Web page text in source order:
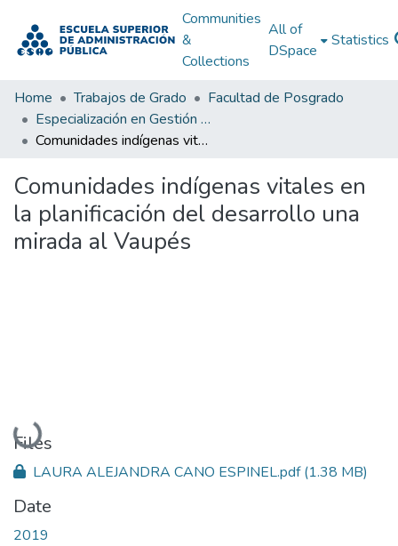
Communities
&
Collections
All of
DSpace
Statistics
Home Trabajos de Grado
Facultad de Posgrado
Especialización en Gestión y Planificación del Desarrollo Urbano y Regional
Comunidades indígenas vitales en la planificación del desarrollo una mirada al Vaupés
Comunidades indígenas vitales en
la planificación del desarrollo una
mirada al Vaupés
Loading...
Files
LAURA ALEJANDRA CANO ESPINEL.pdf(1.38 MB)
Date
2019